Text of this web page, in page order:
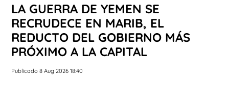
LA GUERRA DE YEMEN SE
RECRUDECE EN MARIB, EL
REDUCTO DEL GOBIERNO MÁS
PRÓXIMO A LA CAPITAL
Publicado 8 Aug 2026 18:40